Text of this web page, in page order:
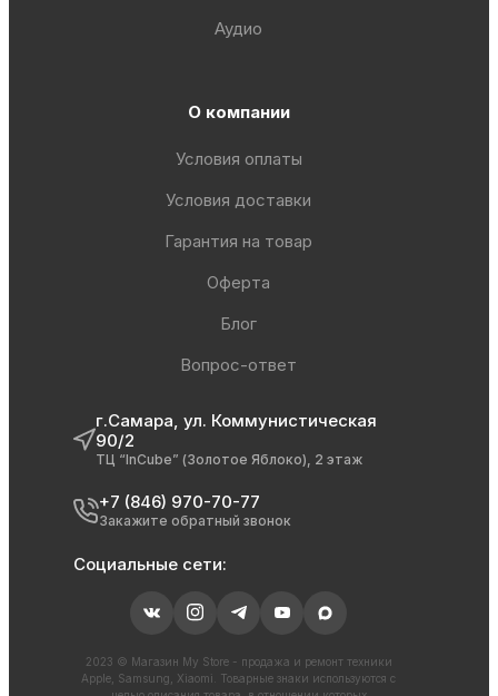
Аудио
О компании
Условия оплаты
Условия доставки
Гарантия на товар
Оферта
Блог
Вопрос-ответ
г.Самара, ул. Коммунистическая
90/2
ТЦ “InCube” (Золотое Яблоко), 2 этаж
+7 (846) 970-70-77
Закажите обратный звонок
Социальные сети:
2023 © Магазин My Store - продажа и ремонт техники
Apple, Samsung, Xiaomi. Товарные знаки используются с